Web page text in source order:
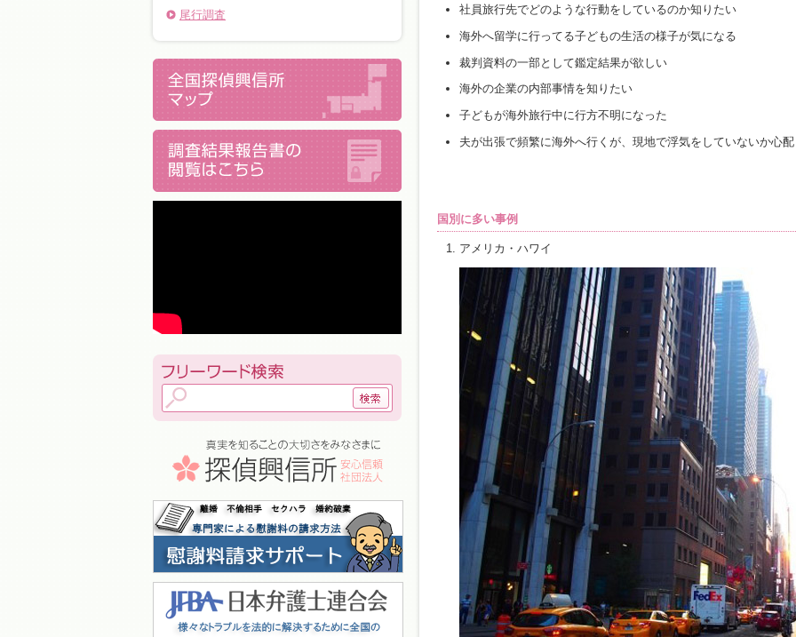
社員旅行先でどのような行動をしているのか知りたい
海外へ留学に行ってる子どもの生活の様子が気になる
裁判資料の一部として鑑定結果が欲しい
海外の企業の内部事情を知りたい
子どもが海外旅行中に行方不明になった
夫が出張で頻繁に海外へ行くが、現地で浮気をしていないか心配
国別に多い事例
アメリカ・ハワイ
尾行調査